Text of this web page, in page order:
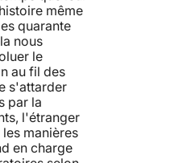
même
quarante
nous
le
au fil des
s'attarder
par la
l'étranger
manières
en charge